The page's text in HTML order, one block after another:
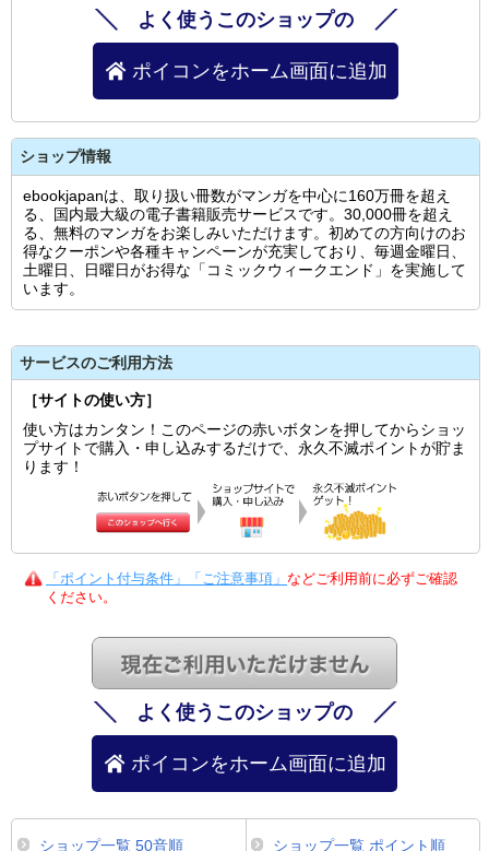
よく使うこのショップの
ポイコンをホーム画面に追加
ショップ情報
ebookjapanは、取り扱い冊数がマンガを中心に160万冊を超え
る、国内最大級の電子書籍販売サービスです。30,000冊を超え
る、無料のマンガをお楽しみいただけます。初めての方向けのお
得なクーポンや各種キャンペーンが充実しており、毎週金曜日、
土曜日、日曜日がお得な「コミックウィークエンド」を実施して
います。
サービスのご利用方法
［サイトの使い方］
使い方はカンタン！このページの赤いボタンを押してからショッ
プサイトで購入・申し込みするだけで、永久不滅ポイントが貯ま
ります！
「ポイント付与条件」「ご注意事項」 などご利用前に必ずご確認
ください。
よく使うこのショップの
ポイコンをホーム画面に追加
ショップ一覧 50音順 ショップ一覧 ポイント順